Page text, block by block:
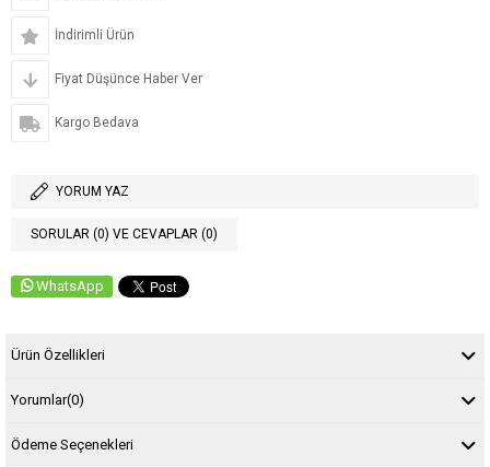
İndirimli Ürün
Fiyat Düşünce Haber Ver
Kargo Bedava
YORUM YAZ
SORULAR (0) VE CEVAPLAR (0)
WhatsApp
Ürün Özellikleri
Yorumlar(0)
Ödeme Seçenekleri